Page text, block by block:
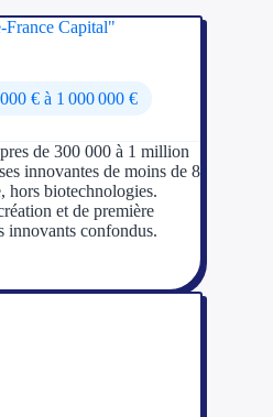
Type de financements
Réduction
France Capital"
€ à 1 000 000 €
de 300 000 à 1 million
innovantes de moins de 8
hors biotechnologies.
et de première
innovants confondus.